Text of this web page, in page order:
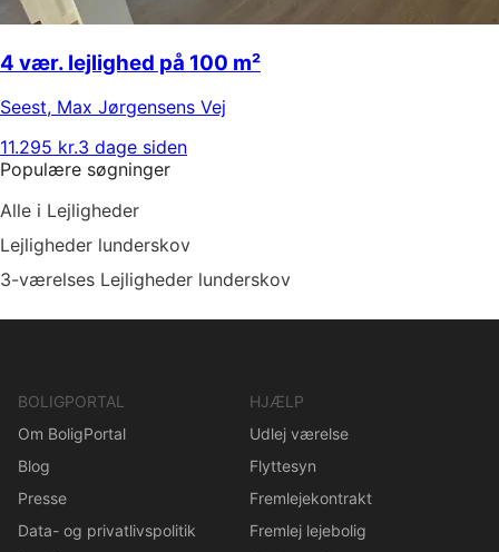
4 vær. lejlighed på 100 m²
Seest, Max Jørgensens Vej
11.295 kr.3 dage siden
Populære søgninger
Alle i Lejligheder
Lejligheder lunderskov
3-værelses Lejligheder lunderskov
BOLIGPORTAL
Om BoligPortal
Blog
Presse
Data- og privatlivspolitik
HJÆLP
Udlej værelse
Flyttesyn
Fremlejekontrakt
Fremlej lejebolig